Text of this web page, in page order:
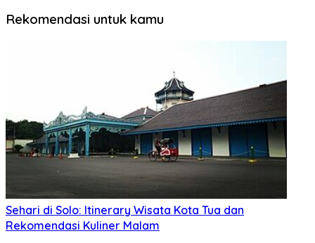
Rekomendasi untuk kamu
Sehari di Solo: Itinerary Wisata Kota Tua dan
Rekomendasi Kuliner Malam